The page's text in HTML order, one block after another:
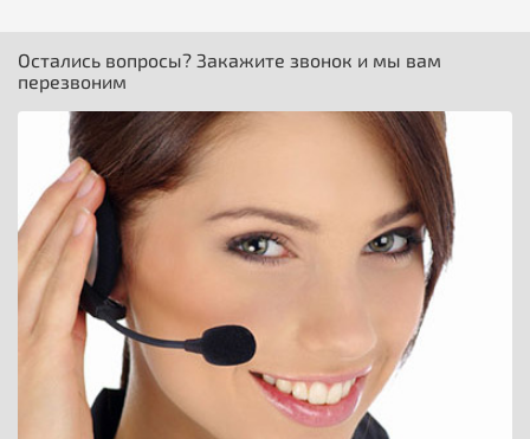
Остались вопросы? Закажите звонок и мы вам
перезвоним